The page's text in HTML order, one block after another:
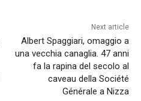
Next article
Albert Spaggiari, omaggio a
una vecchia canaglia. 47 anni
fa la rapina del secolo al
caveau della Société
Générale a Nizza